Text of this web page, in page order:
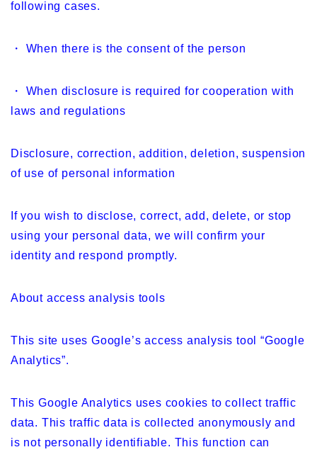
following cases.
・ When there is the consent of the person
・ When disclosure is required for cooperation with
laws and regulations
Disclosure, correction, addition, deletion, suspension
of use of personal information
If you wish to disclose, correct, add, delete, or stop
using your personal data, we will confirm your
identity and respond promptly.
About access analysis tools
This site uses Google’s access analysis tool “Google
Analytics”.
This Google Analytics uses cookies to collect traffic
data. This traffic data is collected anonymously and
is not personally identifiable. This function can